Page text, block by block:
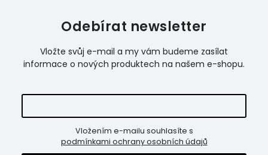
Odebírat newsletter
Vložte svůj e-mail a my vám budeme zasílat
informace o nových produktech na našem e-shopu.
podmínkami ochrany osobních údajů